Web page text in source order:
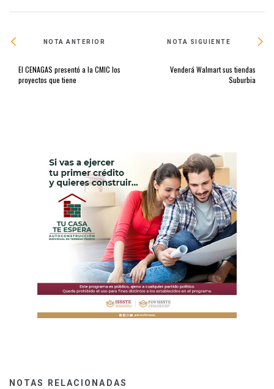
NOTA ANTERIOR
El CENAGAS presentó a la CMIC los
proyectos que tiene
NOTA SIGUIENTE
Venderá Walmart sus tiendas
Suburbia
NOTAS RELACIONADAS